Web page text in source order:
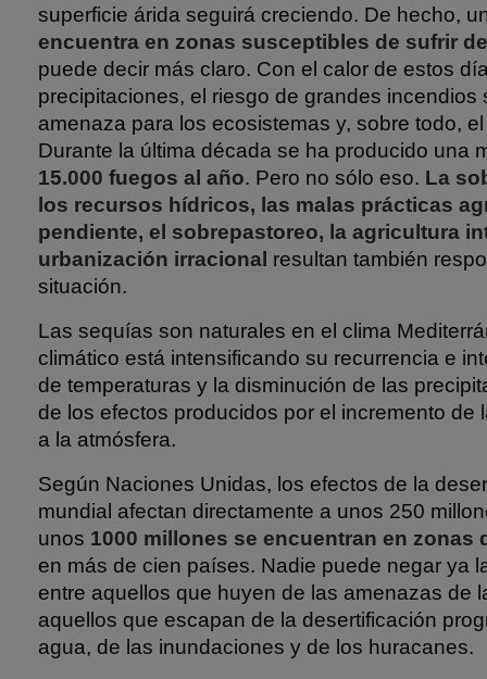
superficie árida seguirá creciendo. De hecho,
encuentra en zonas susceptibles de sufrir
puede decir más claro. Con el calor de estos
precipitaciones, el riesgo de grandes incendios
amenaza para los ecosistemas y, sobre todo,
Durante la última década se ha producido una
15.000 fuegos al año. Pero no sólo eso. La
los recursos hídricos, las malas prácticas
pendiente, el sobrepastoreo, la agricultura
urbanización irracional resultan también
situación.
Las sequías son naturales en el clima
climático está intensificando su recurrencia e
de temperaturas y la disminución de las
de los efectos producidos por el incremento de
a la atmósfera.
Según Naciones Unidas, los efectos de la
mundial afectan directamente a unos 250
unos 1000 millones se encuentran en zonas
en más de cien países. Nadie puede negar ya
entre aquellos que huyen de las amenazas de
aquellos que escapan de la desertificación
agua, de las inundaciones y de los huracanes.